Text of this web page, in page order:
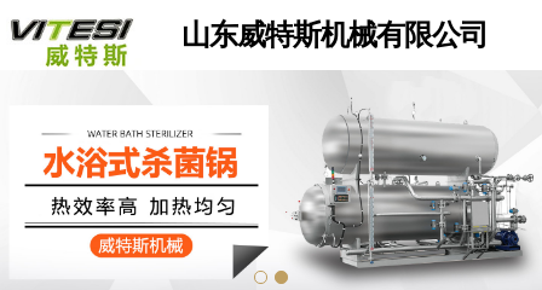
山东威特斯机械有限公司